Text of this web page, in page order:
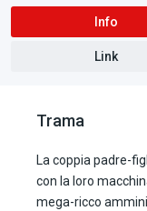
Info
Link
Trama
La coppia padre-
con la loro
mega-ricco